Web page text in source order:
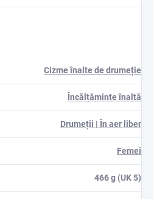
Cizme înalte de drumeție
Încălțăminte înaltă
Drumeții | În aer liber
Femei
466 g (UK 5)